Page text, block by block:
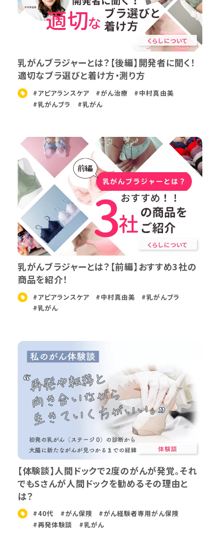
くらしについて
乳がんブラジャーとは？【後編】開発者に聞く！
適切なブラ選びと着け方・測り方
#アピアランスケア #がん治療
#中村真由美
#乳がんブラ
#乳がん
くらしについて
乳がんブラジャーとは？【前編】おすすめ3社の
商品を紹介！
#アピアランスケア #中村真由美
#乳がんブラ
#乳がん
体験談
【体験談】人間ドックで2度のがんが発覚。それ
でもSさんが人間ドックを勧めるその理由と
は？
#40代 #がん保険
#がん経験者専用がん保険
#再発体験談
#乳がん